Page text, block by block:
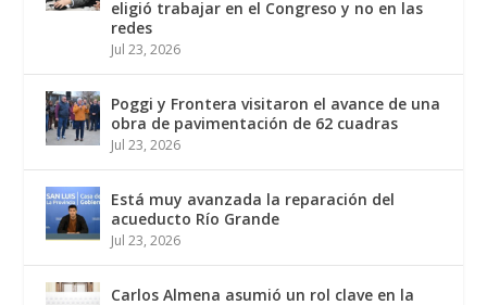
eligió trabajar en el Congreso y no en las
redes
Jul 23, 2026
Poggi y Frontera visitaron el avance de una
obra de pavimentación de 62 cuadras
Jul 23, 2026
Está muy avanzada la reparación del
acueducto Río Grande
Jul 23, 2026
Carlos Almena asumió un rol clave en la